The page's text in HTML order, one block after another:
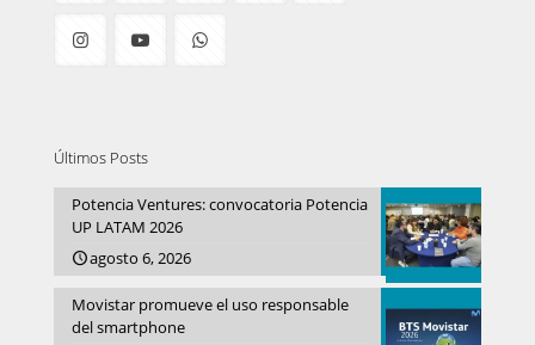
Últimos Posts
Potencia Ventures: convocatoria Potencia
UP LATAM 2026
agosto 6, 2026
Movistar promueve el uso responsable
del smartphone